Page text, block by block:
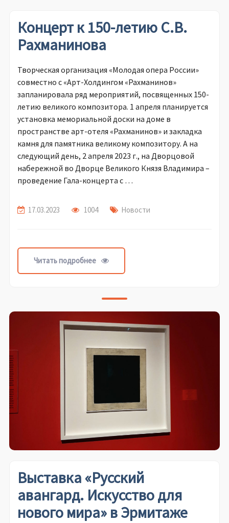
Концерт к 150-летию С.В.
Рахманинова
Творческая организация «Молодая опера России»
совместно с «Арт-Холдингом «Рахманинов»
запланировала ряд мероприятий, посвященных 150-
летию великого композитора. 1 апреля планируется
установка мемориальной доски на доме в
пространстве арт-отеля «Рахманинов» и закладка
камня для памятника великому композитору. А на
следующий день, 2 апреля 2023 г., на Дворцовой
набережной во Дворце Великого Князя Владимира –
проведение Гала-концерта с …
17.03.2023 1004 Новости
Читать подробнее
Выставка «Русский
авангард. Искусство для
нового мира» в Эрмитаже